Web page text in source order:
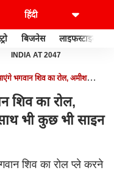
बिजनेस लाइफस्टाइल
INDIA AT 2047
भगवान शिव का रोल, अमीश
शिव का रोल,
भी कुछ भी साइन
शिव का रोल प्ले करने